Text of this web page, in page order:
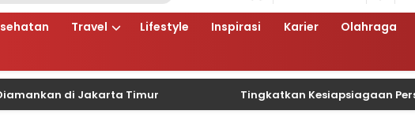
Travel Lifestyle Inspirasi Karier Olahraga
di Jakarta Timur Tingkatkan Kesiapsiagaan Personel